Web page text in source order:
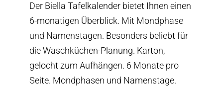
Der Biella Tafelkalender bietet Ihnen einen
6-monatigen Überblick. Mit Mondphase
und Namenstagen. Besonders beliebt für
die Waschküchen-Planung. Karton,
gelocht zum Aufhängen. 6 Monate pro
Seite. Mondphasen und Namenstage.